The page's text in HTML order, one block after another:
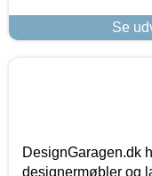
Se
DesignGaragen.dk
designermøbler og